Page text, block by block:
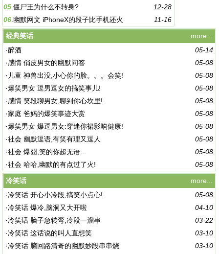
12-28
05 僵尸王为什么不转身?
11-16
06 幽默网文 iPhoneX的段子比手机还火
more...
经典笑话
05-14
·醉酒
05-08
·感情 俏皮男女的幽默问答
05-08
· 儿童 神兽出没,小心你的脸。。。会笑!
05-08
·爆笑男女 逗男逗女的搞笑事儿!
05-08
·感情 笑段聊男女,聊到你心坎里!
05-08
·家庭 爸妈的爆笑事迹大赏
05-08
·爆笑男女 爆逗男女:穿迷你裙影响健康!
05-08
·社会 幽默逗语,有笑有理又逗人
05-08
·社会 爆囧,笑的你超无语...
05-08
·社会 哈哈,幽默的有点过了火!
more...
冷笑话
05-08
·冷笑话 开心小冷段,搞笑小点心!
04-10
·冷笑话 爆冷,脑洞又大开啦
03-22
·冷笑话 脑子急转弯,冷段一溜串
03-10
·冷笑话 这话说的叫人直想笑
03-10
·冷笑话 脑回路清奇的幽默妙段串串烧